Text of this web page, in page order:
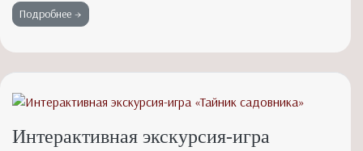
Подробнее →
Интерактивная экскурсия-игра